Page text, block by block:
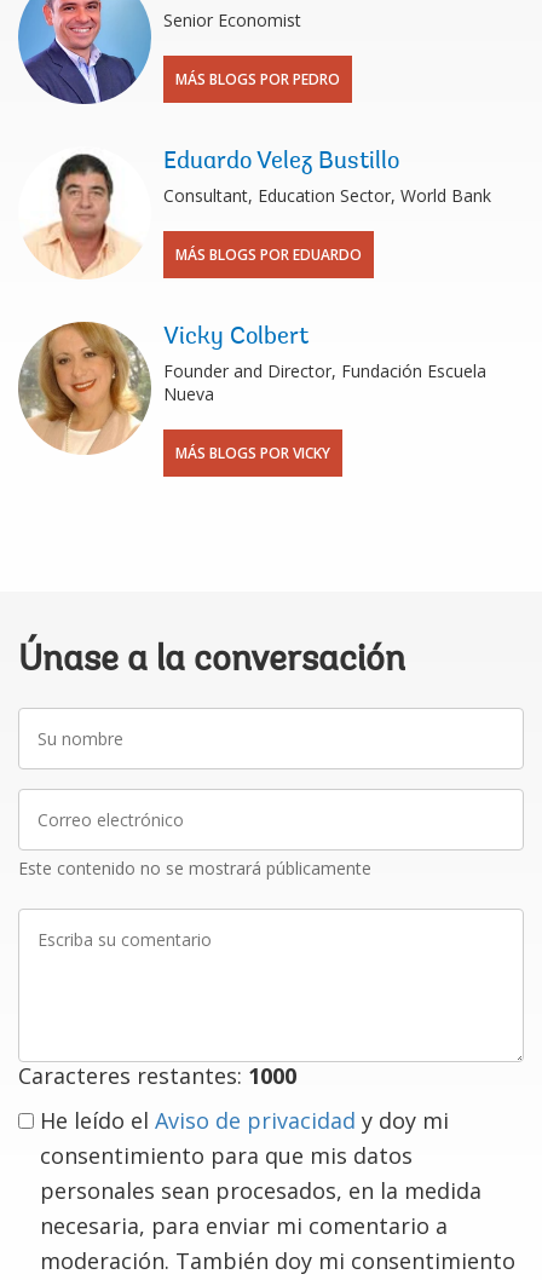
Senior Economist
MÁS BLOGS POR PEDRO
Eduardo Velez Bustillo
Consultant, Education Sector, World Bank
MÁS BLOGS POR EDUARDO
Vicky Colbert
Founder and Director, Fundación Escuela
Nueva
MÁS BLOGS POR VICKY
Únase a la conversación
nombre
electrónico
Este contenido no se mostrará públicamente
Caracteres restantes: 1000
He leído el Aviso de privacidad y doy mi
consentimiento para que mis datos
personales sean procesados, en la medida
necesaria, para enviar mi comentario a
moderación. También doy mi consentimiento